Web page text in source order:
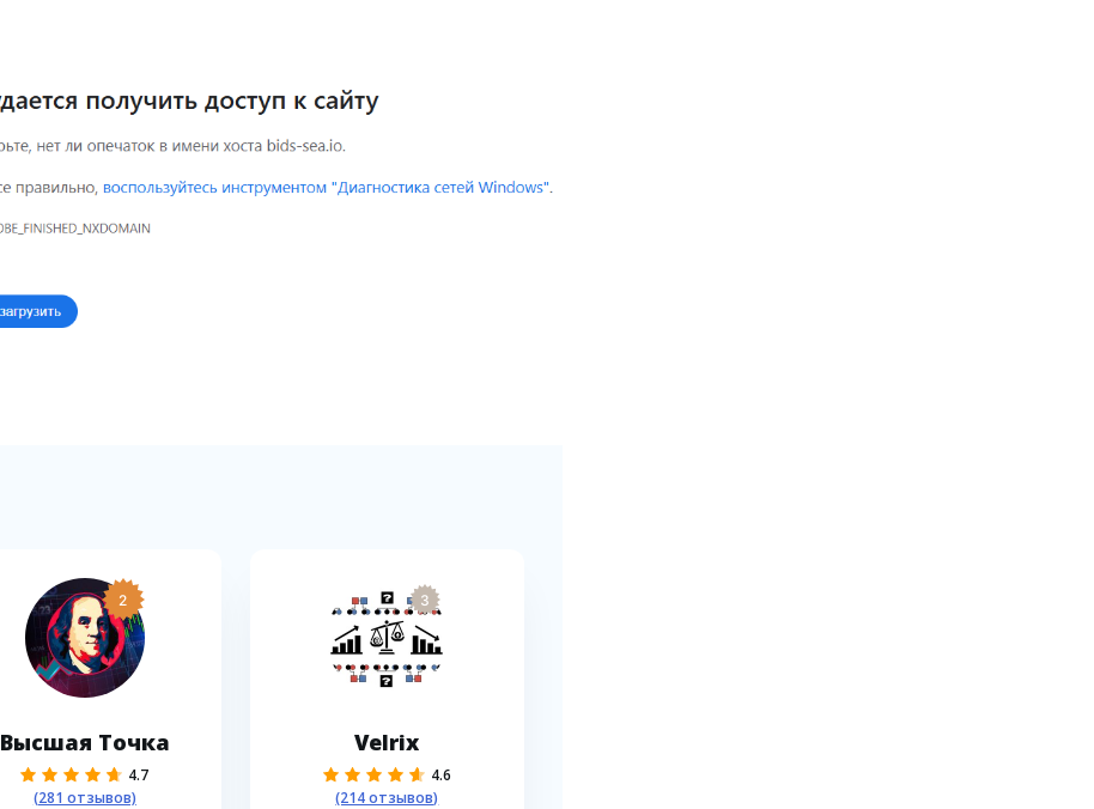
2
Высшая Точка
4.7
(281 отзывов)
3
Velrix
4.6
(214 отзывов)